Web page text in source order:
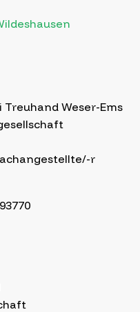
Weser-Ems
r